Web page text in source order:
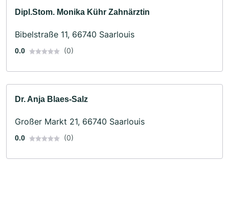
Dipl.Stom. Monika Kühr Zahnärztin
Bibelstraße 11, 66740 Saarlouis
0.0 (0)
Dr. Anja Blaes-Salz
Großer Markt 21, 66740 Saarlouis
0.0 (0)